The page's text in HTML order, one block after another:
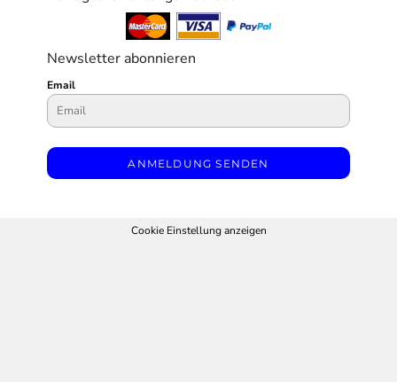
Newsletter abonnieren
Email
ANMELDUNG SENDEN
Cookie Einstellung anzeigen